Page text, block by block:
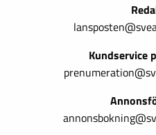
Kundservice